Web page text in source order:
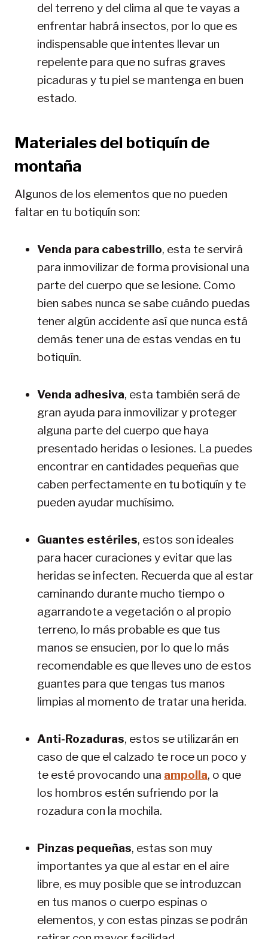
del terreno y del clima al que te vayas a
enfrentar habrá insectos, por lo que es
indispensable que intentes llevar un
repelente para que no sufras graves
picaduras y tu piel se mantenga en buen
estado.
Materiales del botiquín de
montaña
Algunos de los elementos que no pueden
faltar en tu botiquín son:
Venda para cabestrillo, esta te servirá
para inmovilizar de forma provisional una
parte del cuerpo que se lesione. Como
bien sabes nunca se sabe cuándo puedas
tener algún accidente así que nunca está
demás tener una de estas vendas en tu
botiquín.
Venda adhesiva, esta también será de
gran ayuda para inmovilizar y proteger
alguna parte del cuerpo que haya
presentado heridas o lesiones. La puedes
encontrar en cantidades pequeñas que
caben perfectamente en tu botiquín y te
pueden ayudar muchísimo.
Guantes estériles, estos son ideales
para hacer curaciones y evitar que las
heridas se infecten. Recuerda que al estar
caminando durante mucho tiempo o
agarrandote a vegetación o al propio
terreno, lo más probable es que tus
manos se ensucien, por lo que lo más
recomendable es que lleves uno de estos
guantes para que tengas tus manos
limpias al momento de tratar una herida.
Anti-Rozaduras, estos se utilizarán en
caso de que el calzado te roce un poco y
te esté provocando una ampolla, o que
los hombros estén sufriendo por la
rozadura con la mochila.
Pinzas pequeñas, estas son muy
importantes ya que al estar en el aire
libre, es muy posible que se introduzcan
en tus manos o cuerpo espinas o
elementos, y con estas pinzas se podrán